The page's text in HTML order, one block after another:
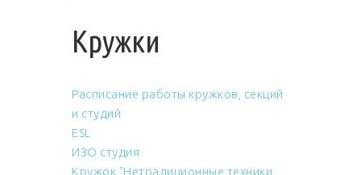
Кружки
Расписание работы кружков, секций
и студий
ESL
ИЗО студия
Кружок "Нетрадиционные техники